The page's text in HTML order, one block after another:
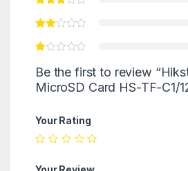
Be the first to review
MicroSD Card HS-TF-C1/
Your Rating